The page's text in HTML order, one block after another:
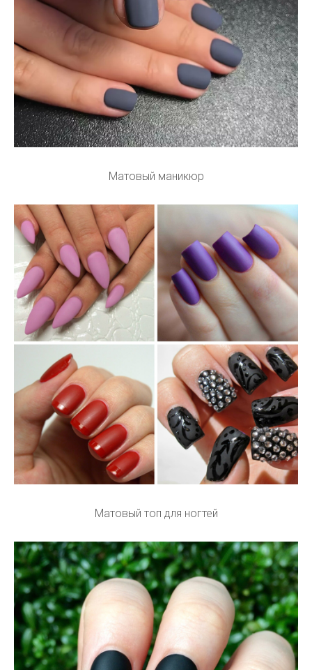
Матовый маникюр
Матовый топ для ногтей